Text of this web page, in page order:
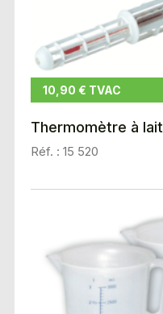
10,90 € TVAC
Thermomètre à lait
Réf. : 15 520